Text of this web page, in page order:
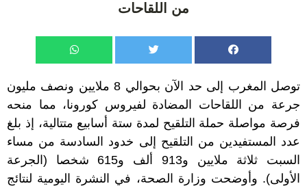
من اللقاحات
توصل المغرب إلى حد الآن بحوالي 8 ملايين ونصف مليون
جرعة من اللقاحات المضادة لفيروس كورونا، مما منحه
فرصة مواصلة حملة التلقيح لمدة ستة أسابيع متتالية، إذ بلغ
عدد المستفيدين من التلقيح إلى خدود السادسة من مساء
السبت ثلاثة ملايين و913 ألف و615 شخصا (الجرعة
الأولى). وأوضحت وزارة الصحة، في النشرة اليومية لنتائج